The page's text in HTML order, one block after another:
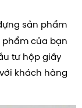
sản phẩm
phẩm của bạn
tư hộp giấy
khách hàng